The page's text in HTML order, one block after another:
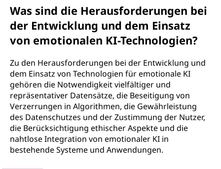
Was sind die Herausforderungen bei
der Entwicklung und dem Einsatz
von emotionalen KI-Technologien?
Zu den Herausforderungen bei der Entwicklung und
dem Einsatz von Technologien für emotionale KI
gehören die Notwendigkeit vielfältiger und
repräsentativer Datensätze, die Beseitigung von
Verzerrungen in Algorithmen, die Gewährleistung
des Datenschutzes und der Zustimmung der Nutzer,
die Berücksichtigung ethischer Aspekte und die
nahtlose Integration von emotionaler KI in
bestehende Systeme und Anwendungen.